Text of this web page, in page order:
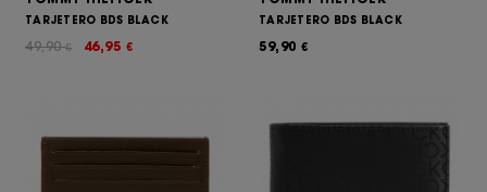
TARJETERO BDS BLACK
46,95 €
49,90€
TARJETERO BDS BLACK
59,90 €